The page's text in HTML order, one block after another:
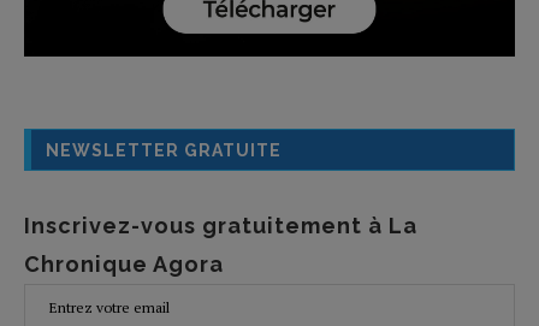
NEWSLETTER GRATUITE
Inscrivez-vous gratuitement à La
Chronique Agora